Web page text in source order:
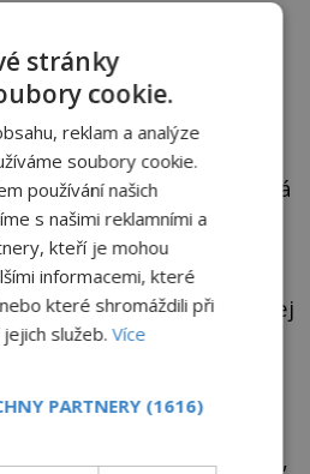
svést, což muž
proto, že jej dotyčná
a nemá z ní dobrý pocit.
jen tak nestráví. V
že je čarodějnice a sesílá
ani kletby nevěří,
následně odehrávají, jej
temné stíny a
svém těle ráno po
modřiny či škrábance,
stránky
cookie.
reklam a analýze
soubory cookie.
používání našich
s našimi reklamními a
kteří je mohou
informacemi, které
které shromáždili při
jejich služeb.Více
PARTNERY (1616)